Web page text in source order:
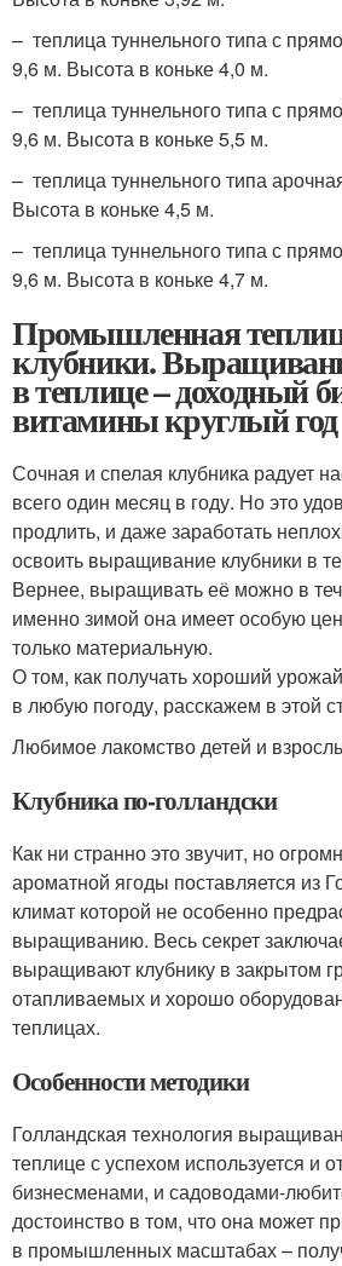
– теплица туннельного типа с
9,6 м. Высота в коньке 4,0 м.
– теплица туннельного типа с
9,6 м. Высота в коньке 5,5 м.
– теплица туннельного типа
Высота в коньке 4,5 м.
– теплица туннельного типа с
9,6 м. Высота в коньке 4,7 м.
Промышленная
клубники.
в теплице – доходный
витамины круглый год
Сочная и спелая клубника радует
всего один месяц в году. Но это
продлить, и даже заработать
освоить выращивание клубники в
Вернее, выращивать её можно в
именно зимой она имеет особую
только материальную.
О том, как получать хороший
в любую погоду, расскажем в этой
Любимое лакомство детей и
Клубника по-голландски
Как ни странно это звучит, но
ароматной ягоды поставляется из
климат которой не особенно
выращиванию. Весь секрет
выращивают клубнику в закрытом
отапливаемых и хорошо
теплицах.
Особенности методики
Голландская технология
теплице с успехом используется и
бизнесменами, и садоводами-
достоинство в том, что она может
в промышленных масштабах –